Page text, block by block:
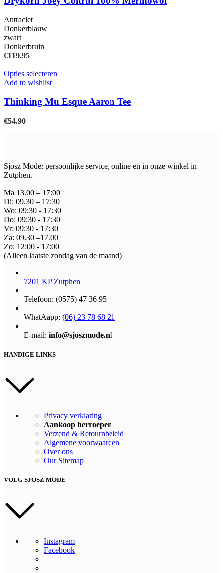
variaties.
productpagina
Antraciet
Donkerblauw
zwart
Donkerbruin
€119.95
Opties selecteren
meerdere
variaties.
de
Add to wishlist
Thinking Mu Esque Aaron Tee
€54.90
Sjosz Mode: persoonlijke service, online en in onze winkel in
Zutphen.
Ma 13.00 – 17:00
Di: 09.30 – 17:30
Wo: 09:30 - 17:30
Do: 09:30 - 17:30
Vr: 09:30 - 17:30
Za: 09.30 –17.00
Zo: 12:00 - 17:00
(Alleen laatste zondag van de maand)
7201 KP Zutphen
Telefoon: (0575) 47 36 95
WhatAapp: (06) 23 78 68 21
E-mail: info@sjoszmode.nl
HANDIGE LINKS
Privacy verklaring
Aankoop herroepen
Verzend & Retournbeleid
Algemene voorwaarden
Over ons
Our Sitemap
VOLG SJOSZ MODE
Instagram
Facebook